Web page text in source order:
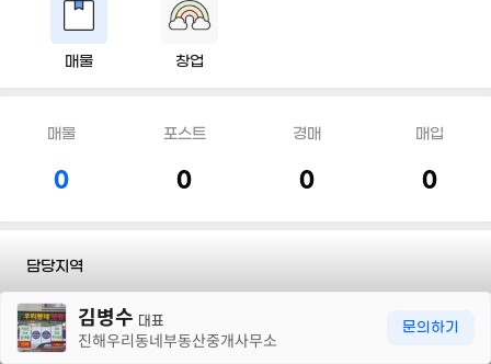
매물 창업
매물
0
포스트
0
경매
0
매입
0
담당지역
전화 김병수 대표
진해우리동네부동산중개사무소
문의하기